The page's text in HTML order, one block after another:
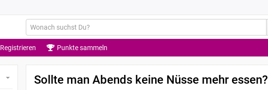
Registrieren Punkte sammeln
Sollte man Abends keine Nüsse mehr essen?